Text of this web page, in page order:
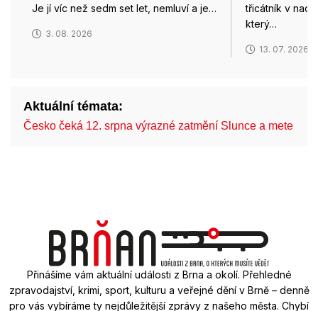
Je jí víc než sedm set let, nemluví a je…
3. 08. 2026
třicátník v
který…
13. 07. 2026
Aktuální témata:
Česko čeká 12. srpna výrazné zatmění Slunce a mete…
Přinášíme vám aktuální události z Brna a okolí. Přehledné
zpravodajství, krimi, sport, kulturu a veřejné dění v Brně – denně
pro vás vybíráme ty nejdůležitější zprávy z našeho města. Chybí